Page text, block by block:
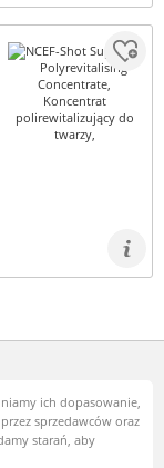
ich dopasowanie,
sprzedawców oraz
starań, aby